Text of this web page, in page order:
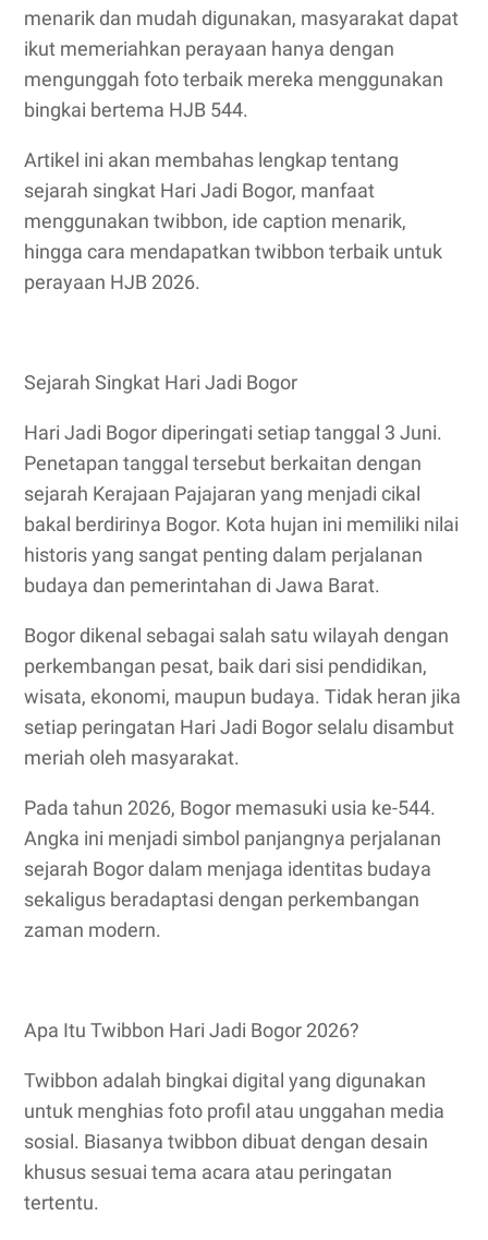
menarik dan mudah digunakan, masyarakat dapat
ikut memeriahkan perayaan hanya dengan
mengunggah foto terbaik mereka menggunakan
bingkai bertema HJB 544.
Artikel ini akan membahas lengkap tentang
sejarah singkat Hari Jadi Bogor, manfaat
menggunakan twibbon, ide caption menarik,
hingga cara mendapatkan twibbon terbaik untuk
perayaan HJB 2026.
Sejarah Singkat Hari Jadi Bogor
Hari Jadi Bogor diperingati setiap tanggal 3 Juni.
Penetapan tanggal tersebut berkaitan dengan
sejarah Kerajaan Pajajaran yang menjadi cikal
bakal berdirinya Bogor. Kota hujan ini memiliki nilai
historis yang sangat penting dalam perjalanan
budaya dan pemerintahan di Jawa Barat.
Bogor dikenal sebagai salah satu wilayah dengan
perkembangan pesat, baik dari sisi pendidikan,
wisata, ekonomi, maupun budaya. Tidak heran jika
setiap peringatan Hari Jadi Bogor selalu disambut
meriah oleh masyarakat.
Pada tahun 2026, Bogor memasuki usia ke-544.
Angka ini menjadi simbol panjangnya perjalanan
sejarah Bogor dalam menjaga identitas budaya
sekaligus beradaptasi dengan perkembangan
zaman modern.
Apa Itu Twibbon Hari Jadi Bogor 2026?
Twibbon adalah bingkai digital yang digunakan
untuk menghias foto profil atau unggahan media
sosial. Biasanya twibbon dibuat dengan desain
khusus sesuai tema acara atau peringatan
tertentu.